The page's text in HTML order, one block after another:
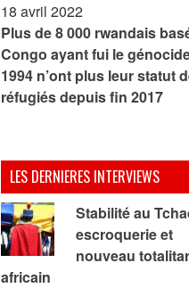
18 avril 2022
Plus de 8 000 rwandais
Congo ayant fui le
1994 n’ont plus leur statut
réfugiés depuis fin 2017
LES DERNIERES INTERVIEWS
Stabilité au
escroquerie et
nouveau
africain